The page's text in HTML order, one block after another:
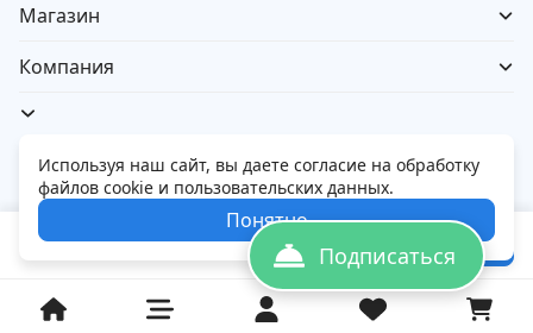
220 900₽
210 690₽ В корзину
Магазин
Компания
© 2026 Электорфокс — магазин электроники
Политика обработки персональных данных
Используя наш сайт, вы даете согласие на обработку
файлов cookie и пользовательских данных.
Понятно
Подписаться